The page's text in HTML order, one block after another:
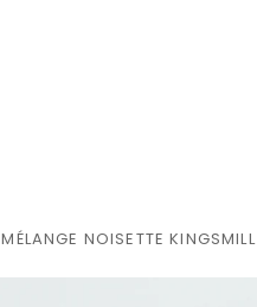
MÉLANGE NOISETTE KINGSMILL